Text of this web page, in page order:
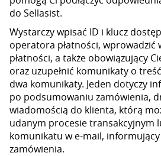
do Sellasist.
Wystarczy wpisać ID i klucz
operatora płatności, wprowadzić
płatności, a także obowiązujący
oraz uzupełnić komunikaty o
dwa komunikaty. Jeden dotyczy
po podsumowaniu zamówienia,
wiadomością do klienta, którą
udanym procesie transakcyjnym
komunikatu w e-mail, informujący
zamówienia.